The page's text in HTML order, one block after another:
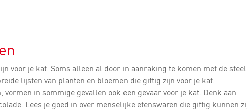
voor je kat. Soms alleen al door in aanraking te komen met de
lijsten van planten en bloemen die giftig zijn voor je kat.
in sommige gevallen ook een gevaar voor je kat. Denk aan
Lees je goed in over menselijke etenswaren die giftig kunnen